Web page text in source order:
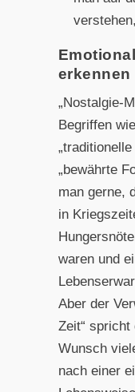
erkennen
„Nostalgie-
Begriffen
„bewährte
man gerne,
in
waren und
Aber der
Zeit“ spricht
Wunsch
nach einer